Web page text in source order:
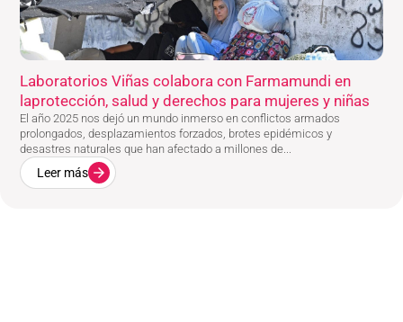
Laboratorios Viñas colabora con Farmamundi en
laprotección, salud y derechos para mujeres y niñas
El año 2025 nos dejó un mundo inmerso en conflictos armados
prolongados, desplazamientos forzados, brotes epidémicos y
desastres naturales que han afectado a millones de...
Leer más